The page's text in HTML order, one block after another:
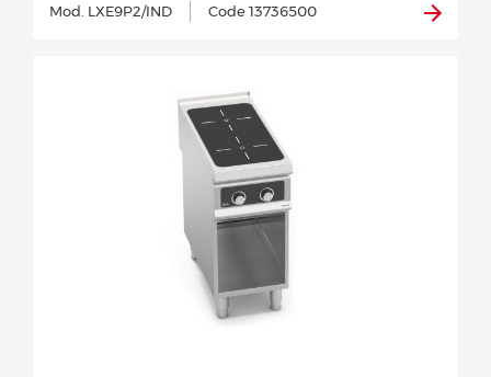
Mod. LXE9P2/IND Code 13736500